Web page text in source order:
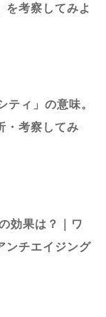
を考察してみよ
ティ」の意味。
・考察してみ
効果は？｜ワ
ンチエイジング